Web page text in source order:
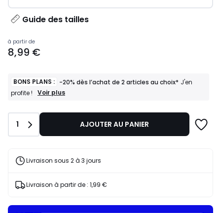
Guide des tailles
Prix
à
8,99
€.
à partir de
8,99 €
BONS PLANS : -20% dès l’achat de 2 articles au choix* J'en
profite !
BONS
-20%
l’achat
articles
J'en
Voir plus
Quantité
1 AJOUTER AU PANIER
Livraison sous 2 à 3 jours
Livraison à partir de : 1,99 €